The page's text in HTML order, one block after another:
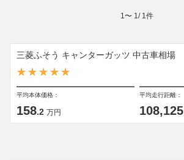
1 〜 1 / 1 件
三菱ふそう キャンターガッツ 中古車相場
平均本体価格：
158.2 万円
平均走行距離：
108,125